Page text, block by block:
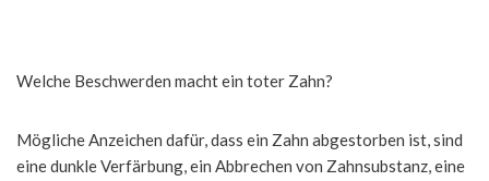
Welche Beschwerden macht ein toter Zahn?
Mögliche Anzeichen dafür, dass ein Zahn abgestorben ist, sind
eine dunkle Verfärbung, ein Abbrechen von Zahnsubstanz, eine